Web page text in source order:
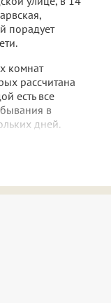
порадует
комнат
рассчитана
есть все
в
дней.
принять